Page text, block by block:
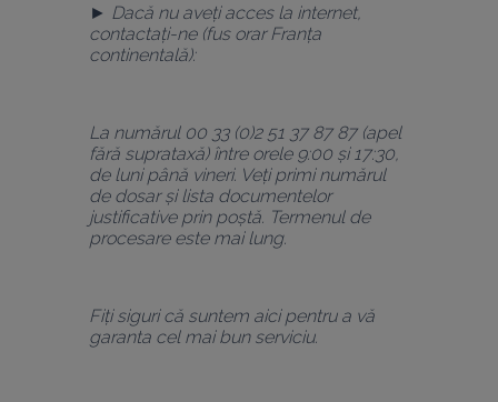
► Dacă nu aveți acces la internet,
contactați-ne (fus orar Franța
continentală):
La numărul 00 33 (0)2 51 37 87 87 (apel
fără suprataxă) între orele 9:00 și 17:30,
de luni până vineri. Veți primi numărul
de dosar și lista documentelor
justificative prin poștă. Termenul de
procesare este mai lung.
Fiți siguri că suntem aici pentru a vă
garanta cel mai bun serviciu.